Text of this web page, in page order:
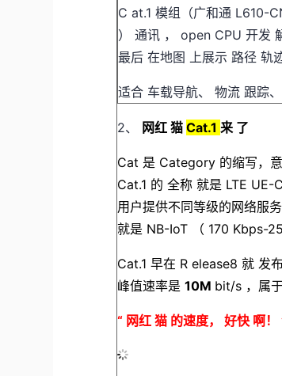
C at.1 模组（广和通 L610-
） 通讯 ， open CPU 开发
最后 在地图 上展示 路径 轨迹
适合 车载导航、 物流 跟踪
2、 网红猫Cat.1来 了
Cat 是 Category 的缩写，
Cat.1 的全称就是 LTE UE-
用户提供不同等级的网络服
就是 NB-IoT （ 170 Kbps-
Cat.1早在 Release8就发
峰值速率是10M bit/s ，属
“ 网红猫 的速度，好快 啊！